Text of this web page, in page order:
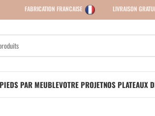
FABRICATION FRANCAISE LIVRAISON
PAR MEUBLEVOTRE PROJETNOS PLATEAUX